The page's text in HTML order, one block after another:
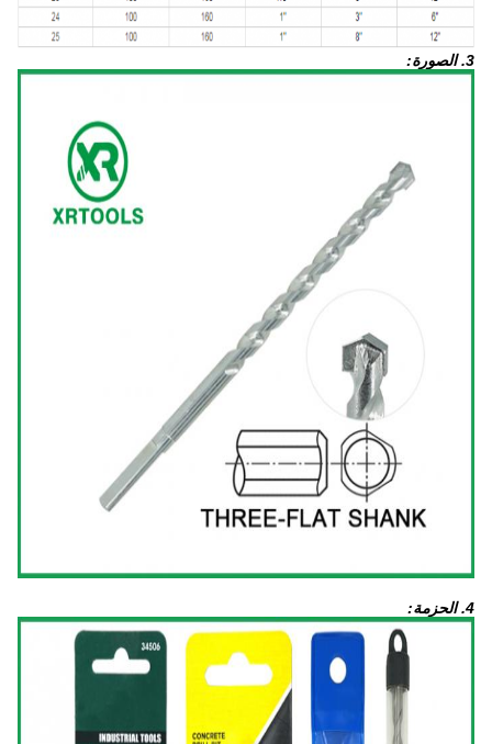
3. الصورة:
4. الحزمة: